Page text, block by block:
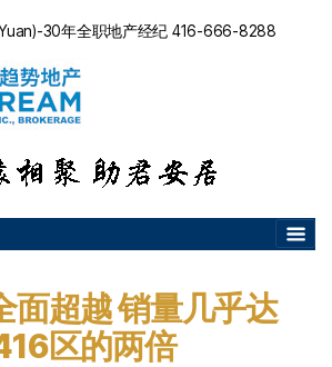
30年全职地产经纪 416-666-8288
超越 销量几乎达
区的两倍